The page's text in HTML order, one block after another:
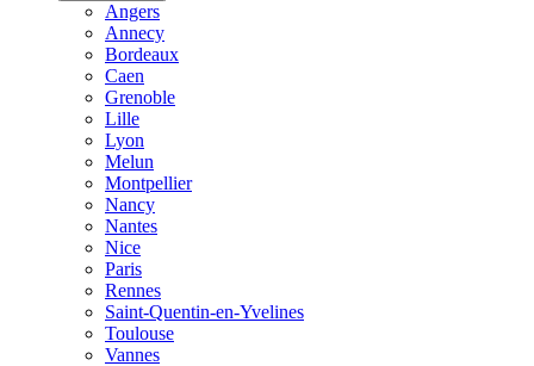
Angers
Annecy
Bordeaux
Caen
Grenoble
Lille
Lyon
Melun
Montpellier
Nancy
Nantes
Nice
Paris
Rennes
Saint-Quentin-en-Yvelines
Toulouse
Vannes